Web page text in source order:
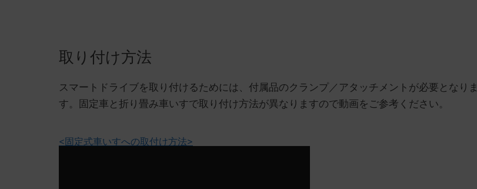
取り付け方法
スマートドライブを取り付けるためには、付属品のクランプ／アタッチメントが必要となりま
す。固定車と折り畳み車いすで取り付け方法が異なりますので動画をご参考ください。
<固定式車いすへの取付け方法>